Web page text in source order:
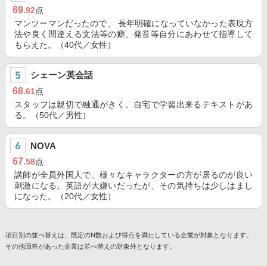
69.92点
マンツーマンだったので、 長年明確になっていなかった表現方
法や良く間違える文法等の癖、発音等自分にあわせて指導して
もらえた。（40代／女性）
シェーン英会話
68.61点
スタッフは親切で融通がきく。自宅で学習出来るテキストがあ
る。（50代／男性）
NOVA
67.58点
講師が全員外国人で、様々なキャラクターの方が居るのが良い
刺激になる。英語が大嫌いだったが、その気持ちは少しはまし
になった。（20代／女性）
項目別の並べ替えは、既定のN数および得点を満たしている企業が対象となります。
その他回答があった企業は並べ替えの対象外となります。